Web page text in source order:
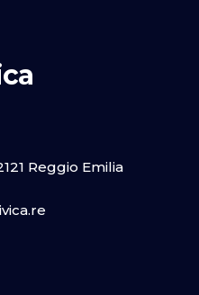
Reggio Emilia